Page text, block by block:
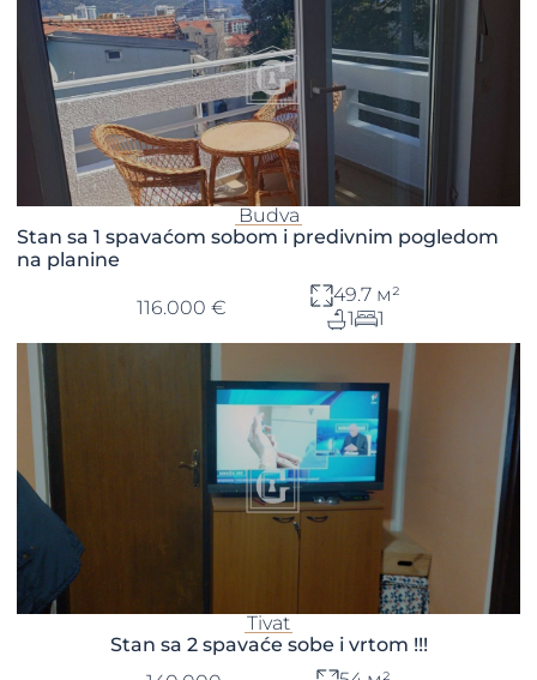
Budva
Stan sa 1 spavaćom sobom i predivnim pogledom
na planine
116.000 €
49.7 м²
1
1
Tivat
Stan sa 2 spavaće sobe i vrtom !!!